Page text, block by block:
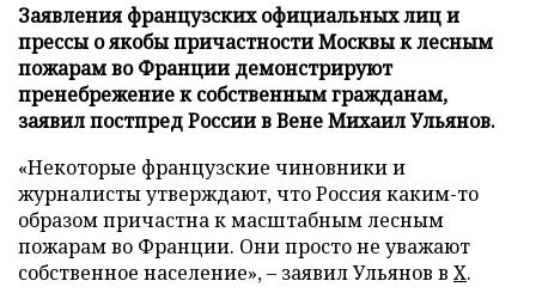
Заявления французских официальных лиц и
прессы о якобы причастности Москвы к лесным
пожарам во Франции демонстрируют
пренебрежение к собственным гражданам,
заявил постпред России в Вене Михаил Ульянов.
«Некоторые французские чиновники и
журналисты утверждают, что Россия каким-то
образом причастна к масштабным лесным
пожарам во Франции. Они просто не уважают
собственное население», – заявил Ульянов в X.